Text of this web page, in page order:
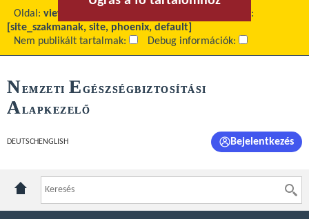
Oldal: view
Téma:
[site_szakmanak, site, phoenix, default]
Nem publikált tartalmak:
Debug információk:
NEMZETI E GÉSZSÉGBIZTOSÍTÁSI
ALAPKEZELŐ
DEUTSCH ENGLISH Bejelentkezés